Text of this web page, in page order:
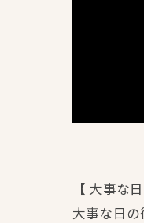
【 大事な
大事な日の